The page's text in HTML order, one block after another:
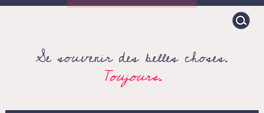
Search
for:
Se souvenir des belles choses.
Toujours.